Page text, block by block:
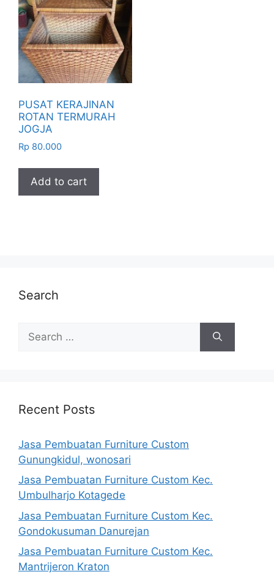
PUSAT KERAJINAN
ROTAN TERMURAH
JOGJA
Rp 80.000
Add to cart
Search
for:
Recent Posts
Jasa Pembuatan Furniture Custom
Gunungkidul, wonosari
Jasa Pembuatan Furniture Custom Kec.
Umbulharjo Kotagede
Jasa Pembuatan Furniture Custom Kec.
Gondokusuman Danurejan
Jasa Pembuatan Furniture Custom Kec.
Mantrijeron Kraton